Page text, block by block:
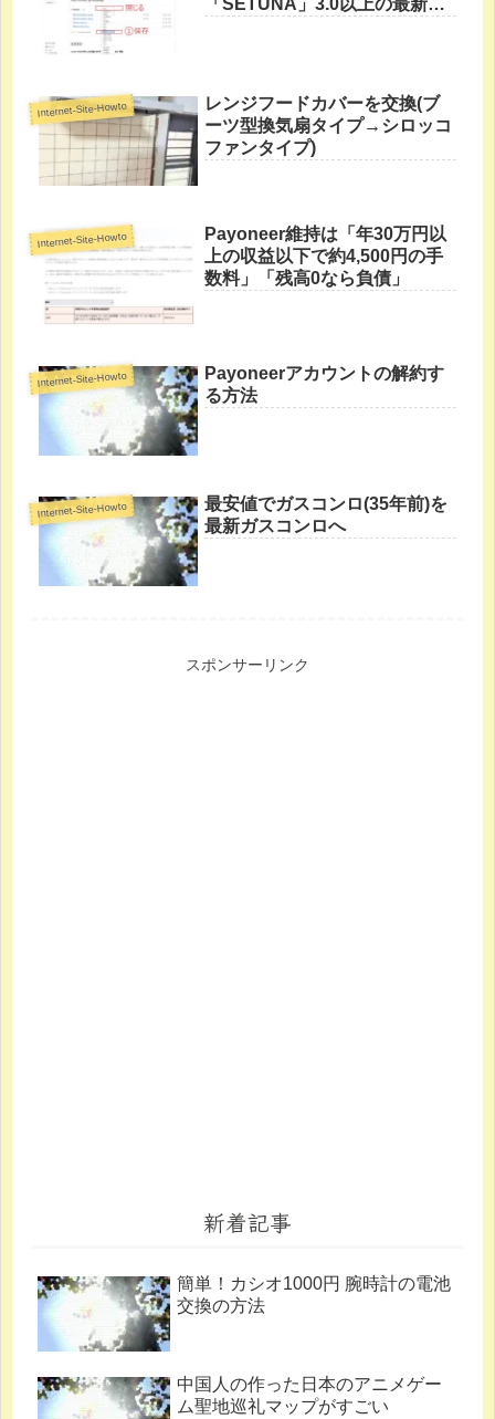
「SETUNA」3.0以上の最新版
Internet-Site-Howto
レンジフードカバーを交換(ブ
ーツ型換気扇タイプ→シロッコ
ファンタイプ)
Internet-Site-Howto
Payoneer維持は「年30万円以
上の収益以下で約4,500円の手
数料」「残高0なら負債」
Internet-Site-Howto
Payoneerアカウントの解約す
る方法
Internet-Site-Howto
最安値でガスコンロ(35年前)を
最新ガスコンロへ
スポンサーリンク
新着記事
簡単！カシオ1000円 腕時計の電池
交換の方法
中国人の作った日本のアニメゲー
ム聖地巡礼マップがすごい